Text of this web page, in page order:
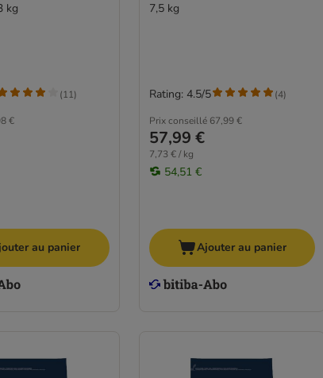
kg
€
(11)
au panier
7,5 kg
Prix conseillé 67,99 €
57,99 €
7,73 € / kg
54,51 €
Rating: 4.5/5 (4)
Ajouter au panier